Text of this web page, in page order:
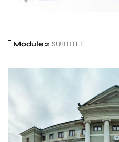
Module 2 SUBTITLE